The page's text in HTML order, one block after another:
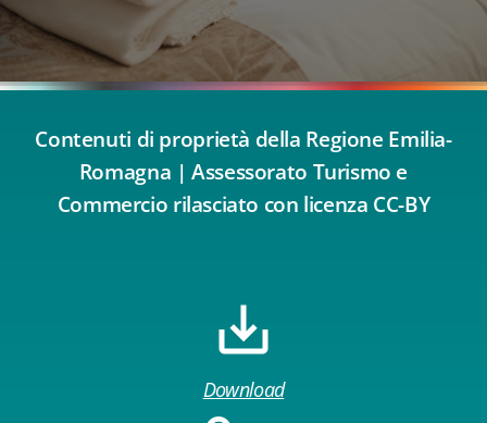
Contenuti di proprietà della Regione Emilia-
Romagna | Assessorato Turismo e
Commercio rilasciato con licenza CC-BY
Download